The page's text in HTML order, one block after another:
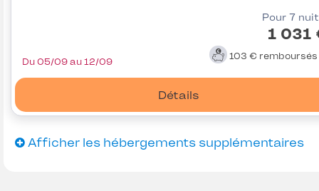
Pour 7
1 031
103 € remboursés
Détails
Du 05/09 au 12/09
Afficher les hébergements supplémentaires